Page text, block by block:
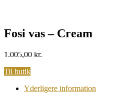
Fosi vas – Cream
1.005,00 kr.
Til butik
Yderligere information